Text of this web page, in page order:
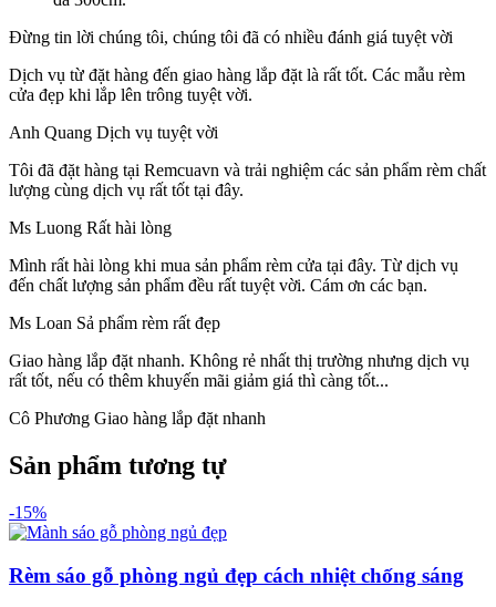
Đừng tin lời chúng tôi, chúng tôi đã có nhiều đánh giá tuyệt vời
Dịch vụ từ đặt hàng đến giao hàng lắp đặt là rất tốt. Các mẫu rèm
cửa đẹp khi lắp lên trông tuyệt vời.
Anh Quang Dịch vụ tuyệt vời
Tôi đã đặt hàng tại Remcuavn và trải nghiệm các sản phẩm rèm chất
lượng cùng dịch vụ rất tốt tại đây.
Ms Luong Rất hài lòng
Mình rất hài lòng khi mua sản phẩm rèm cửa tại đây. Từ dịch vụ
đến chất lượng sản phẩm đều rất tuyệt vời. Cám ơn các bạn.
Ms Loan Sả phẩm rèm rất đẹp
Giao hàng lắp đặt nhanh. Không rẻ nhất thị trường nhưng dịch vụ
rất tốt, nếu có thêm khuyến mãi giảm giá thì càng tốt...
Cô Phương Giao hàng lắp đặt nhanh
Sản phẩm tương tự
-15%
Rèm sáo gỗ phòng ngủ đẹp cách nhiệt chống sáng